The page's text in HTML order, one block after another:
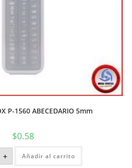
P-1560 ABECEDARIO 5mm
$0.58
+ Añadir al carrito